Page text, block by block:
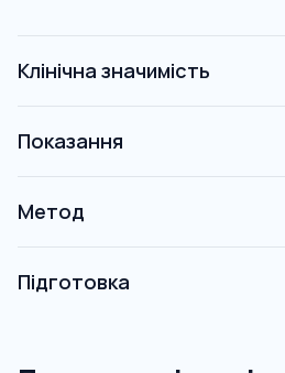
Клінічна значимість
Показання
Метод
Підготовка